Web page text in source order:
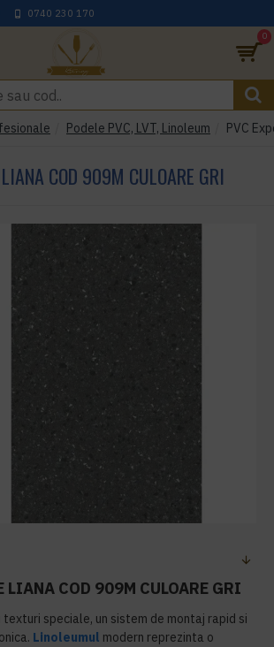
0740 230 170
0
Podele PVC, LVT, Linoleum PVC
COD 909M CULOARE GRI
LIANA COD 909M CULOARE GRI
texturi speciale, un sistem de montaj rapid si
Linoleumul modern reprezinta o